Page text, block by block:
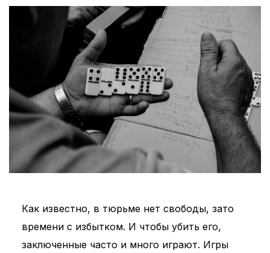
Как известно, в тюрьме нет свободы, зато
времени с избытком. И чтобы убить его,
заключенные часто и много играют. Игры